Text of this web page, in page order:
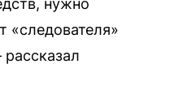
«следователя»